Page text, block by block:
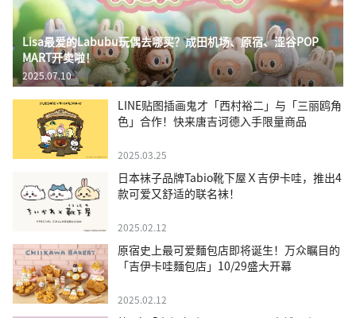
Lisa最爱的Labubu玩偶去哪买？成田机场、原宿、涩谷POP
MART开卖啦！
2025.07.10
LINE贴图插画鬼才「西村裕二」与「三丽鸥角
色」合作！快来唐吉诃德入手限量商品
2025.03.25
日本袜子品牌Tabio靴下屋Ｘ吉伊卡哇，推出4
款可爱又舒适的联名袜！
2025.02.12
原宿史上最可爱麵包店即将诞生！万众瞩目的
「吉伊卡哇麵包店」10/29盛大开幕
2025.02.12